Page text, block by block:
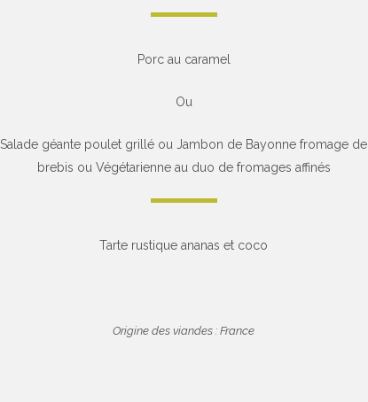
Porc au caramel
Ou
Salade géante poulet grillé ou Jambon de Bayonne fromage de
brebis ou Végétarienne au duo de fromages affinés
Tarte rustique ananas et coco
Origine des viandes : France